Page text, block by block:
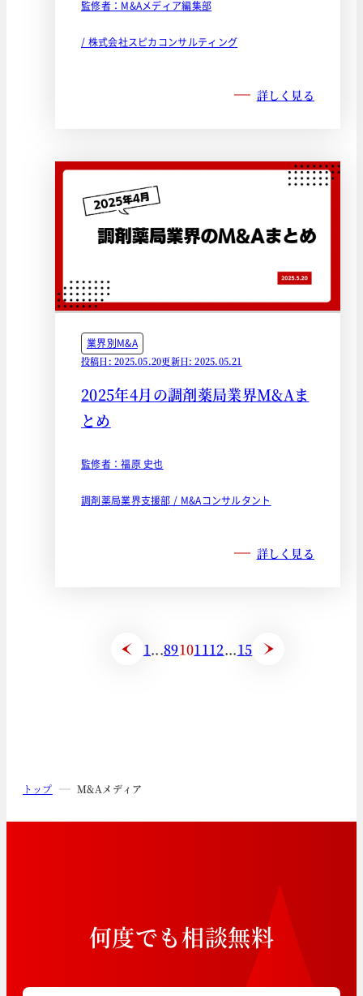
監修者：M&Aメディア編集部
/ 株式会社スピカコンサルティング
詳しく見る
業界別M&A
投稿日: 2025.05.20更新日: 2025.05.21
2025年4月の調剤薬局業界M&Aま
とめ
監修者：福原 史也
調剤薬局業界支援部 / M&Aコンサルタント
詳しく見る
1...89101112...15
トップ M&Aメディア
何度でも相談無料